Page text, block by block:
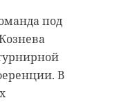
под
В